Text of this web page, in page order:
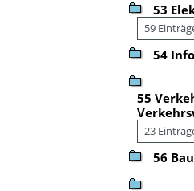
53
59
54
55
23
56